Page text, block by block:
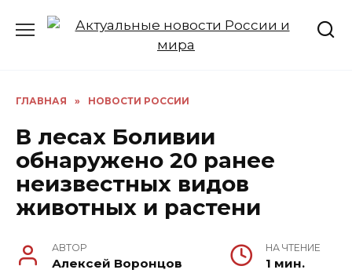
ГЛАВНАЯ » НОВОСТИ РОССИИ
В лесах Боливии
обнаружено 20 ранее
неизвестных видов
животных и растени
АВТОР
Алексей Воронцов
НА ЧТЕНИЕ
1 мин.